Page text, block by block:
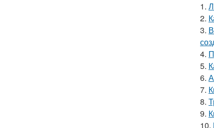
1.
2.
3.
4.
5.
6.
7.
8.
9.
10.